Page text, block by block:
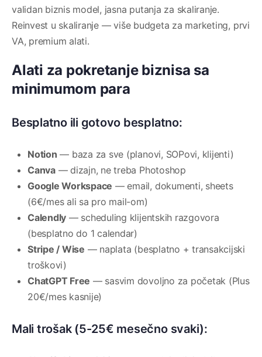
validan biznis model, jasna putanja za skaliranje.
Reinvest u skaliranje — više budgeta za marketing, prvi
VA, premium alati.
Alati za pokretanje biznisa sa
minimumom para
Besplatno ili gotovo besplatno:
Notion — baza za sve (planovi, SOPovi, klijenti)
Canva— dizajn, ne treba Photoshop
Google Workspace — email, dokumenti, sheets
(6€/mes ali sa pro mail-om)
Calendly — scheduling klijentskih razgovora
(besplatno do 1 calendar)
Stripe / Wise — naplata (besplatno + transakcijski
troškovi)
ChatGPT Free — sasvim dovoljno za početak (Plus
20€/mes kasnije)
Mali trošak (5-25€ mesečno svaki):